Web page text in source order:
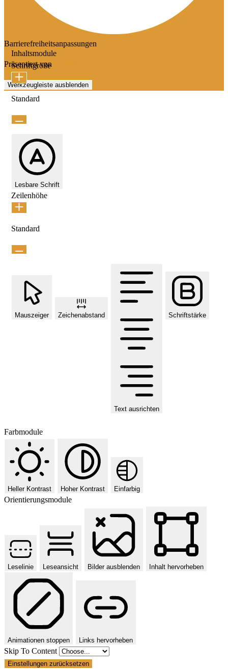
Barrierefreiheitsanpassungen
Präsentiert von
Werkzeugleiste ausblenden
Inhaltsmodule
Schriftgröße
Standard
Lesbare Schrift
Zeilenhöhe
Standard
Mauszeiger Zeichenabstand
Text ausrichten
Schriftstärke
Farbmodule
Heller Kontrast Hoher Kontrast Einfarbig
Orientierungsmodule
Leselinie Leseansicht Bilder ausblenden Inhalt hervorheben
Animationen stoppen Links hervorheben
Skip To Content
Einstellungen zurücksetzen